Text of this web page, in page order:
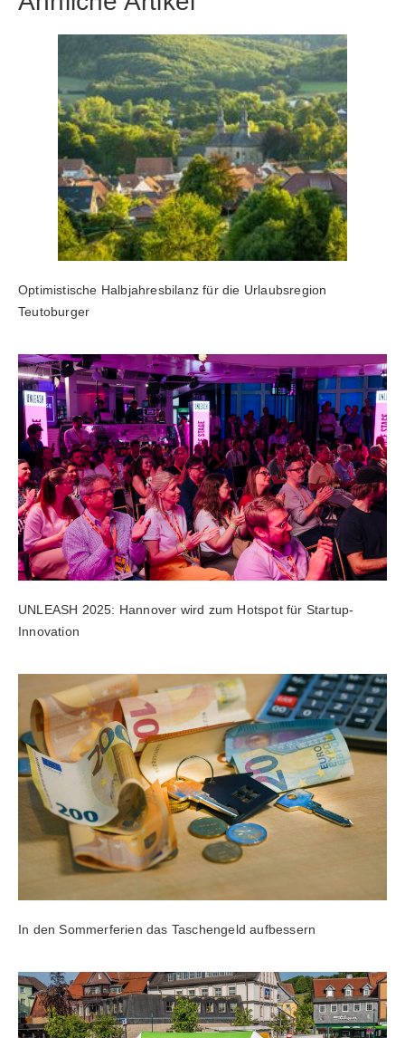
Optimistische Halbjahresbilanz für die Urlaubsregion
Teutoburger
UNLEASH 2025: Hannover wird zum Hotspot für Startup-
Innovation
In den Sommerferien das Taschengeld aufbessern